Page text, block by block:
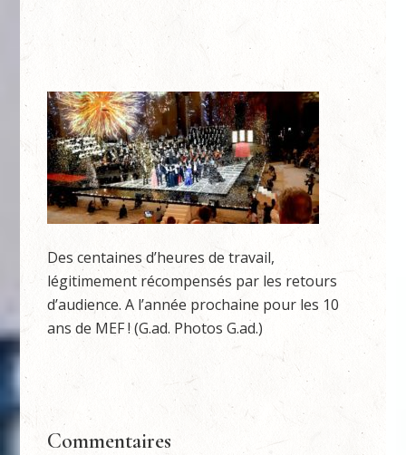
Des centaines d’heures de travail,
légitimement récompensés par les retours
d’audience. A l’année prochaine pour les 10
ans de MEF ! (G.ad. Photos G.ad.)
Commentaires